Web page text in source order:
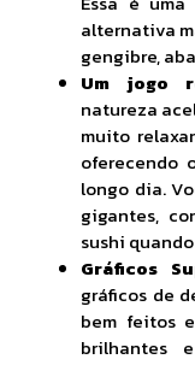
alternativa
gengibre,
Um jogo
natureza
muito
oferecendo
longo dia.
gigantes,
sushi
Gráficos
gráficos de
bem feitos
brilhantes